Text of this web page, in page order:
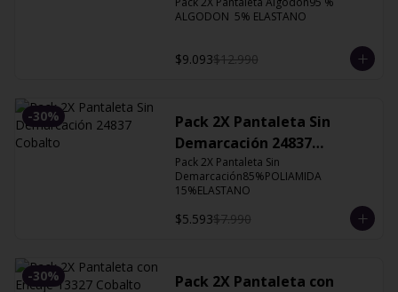
ALGODON  5% ELASTANO
$9.093$12.990
-30%
Pack 2X Pantaleta Sin
Demarcación 24837
Cobalto
Pack 2X Pantaleta Sin
Demarcación85%POLIAMIDA
15%ELASTANO
$5.593$7.990
-30%
Pack 2X Pantaleta con